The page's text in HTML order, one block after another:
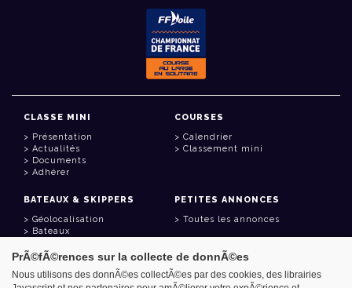
CLASSE MINI
Présentation
Actualités
Documents
Adhérer
COURSES
Calendrier
Classement mini
BATEAUX & SKIPPERS
Géolocalisation
Bateaux
PETITES ANNONCES
Toutes les annonces
LIENS UTILES
PrÃ©fÃ©rences sur la collecte de donnÃ©es
Nous utilisons des donnÃ©es collectÃ©es par des cookies, des librairies